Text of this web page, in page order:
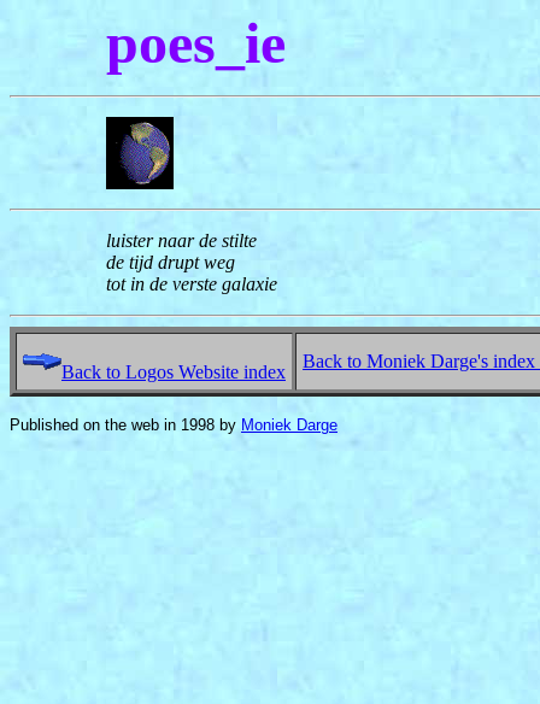
poes_ie
luister naar de stilte
de tijd drupt weg
tot in de verste galaxie
Back to Logos Website index
Back to Moniek Darge's index
Published on the web in 1998 by Moniek Darge